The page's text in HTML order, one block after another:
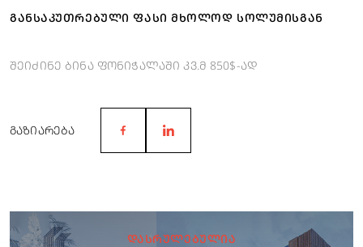
ᲒᲐᲜᲡᲐᲙᲣᲗᲠᲔᲑᲣᲚᲘ ᲤᲐᲡᲘ ᲛᲮᲝᲚᲝᲓ ᲡᲝᲚᲣᲛᲘᲡᲒᲐᲜ
შეიძინე ბინა ფონიჭალაში კვ.მ 850$-ად
ᲒᲐᲖᲘᲐᲠᲔᲑᲐ
ᲓᲐᲡᲠᲣᲚᲔᲑᲣᲚᲘᲐ